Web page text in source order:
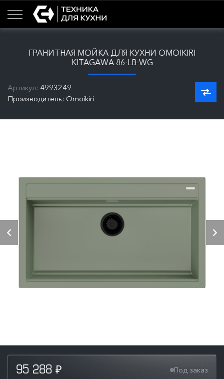
ГРАНИТНАЯ МОЙКА ДЛЯ КУХНИ OMOIKIRI
KITAGAWA 86-LB-WG
Артикул: 4993249
Производитель: Omoikiri
95 288 ₽ Под заказ